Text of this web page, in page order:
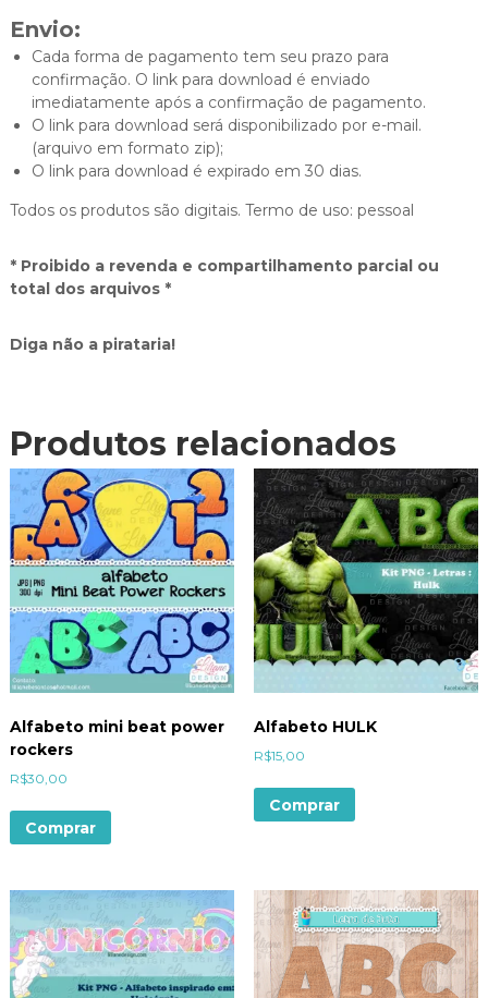
Envio:
Cada forma de pagamento tem seu prazo para
confirmação. O link para download é enviado
imediatamente após a confirmação de pagamento.
O link para download será disponibilizado por e-mail.
(arquivo em formato zip);
O link para download é expirado em 30 dias.
Todos os produtos são digitais. Termo de uso: pessoal
* Proibido a revenda e compartilhamento parcial ou
total dos arquivos *
Diga não a pirataria!
Produtos relacionados
Alfabeto mini beat power
rockers
R$30,00
Comprar
Alfabeto HULK
R$15,00
Comprar